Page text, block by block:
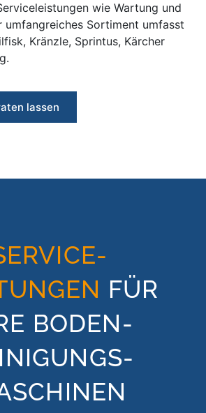
wie Wartung und
umfangreiches Sortiment umfasst
Kränzle, Sprintus, Kärcher
lassen
FÜR
BODEN­